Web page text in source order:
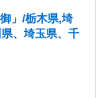
」/栃木県,埼
、埼玉県、千